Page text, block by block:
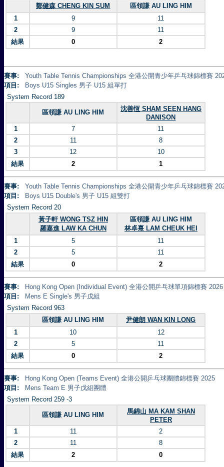
鄭健森 CHENG KIN SUM
區領謙 AU LING HIM
1
9
11
2
9
11
結果
0 2
賽事:
Youth Table Tennis Championships 全港公開青少年乒乓球錦標賽
項目:
Boys U15 Singles 男子 U15 組單打
System Record 189
區領謙 AU LING HIM
沈善恆 SHAM SEEN HANG
DANISON
1
7
11
2
11
8
3
12
10
結果
2 1
賽事:
Youth Table Tennis Championships 全港公開青少年乒乓球錦標賽
項目:
Boys U15 Double's 男子 U15 組雙打
System Record 20
黃子軒 WONG TSZ HIN
羅嘉進 LAW KA CHUN
區領謙 AU LING HIM
林卓熹 LAM CHEUK HEI
1
5
11
2
5
11
結果
0 2
賽事:
Hong Kong Open (Individual Event) 全港公開乒乓球單項錦標賽 2026
項目:
Mens E Single's 男子戊組
System Record 963
區領謙 AU LING HIM
尹健朗 WAN KIN LONG
1
10
12
2
5
11
結果
0 2
賽事:
Hong Kong Open (Teams Event) 全港公開乒乓球團體錦標賽 2025
項目:
Mens Team E 男子戊組團體
System Record 259 -3
區領謙 AU LING HIM
馬錦山 MA KAM SHAN
PETER
1
11
2
2
11
8
結果
2 0